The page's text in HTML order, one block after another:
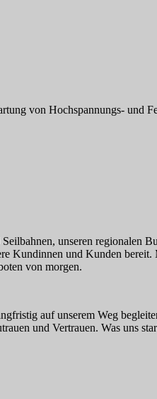
von Hochspannungs- und
unseren regionalen
Kundinnen und Kunden
von morgen.
auf unserem Weg
und Vertrauen. Was uns